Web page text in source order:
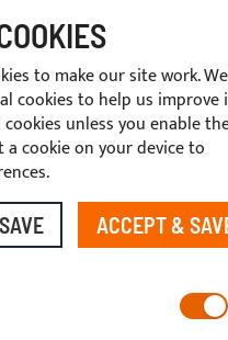
SECTOR OPERATORS
CUSTOM
BIMINI TOPS ROLL
DISCOUNTS
to make our site work.
cookies to help us improve
unless you enable
cookie on your device to
ACCEPT &